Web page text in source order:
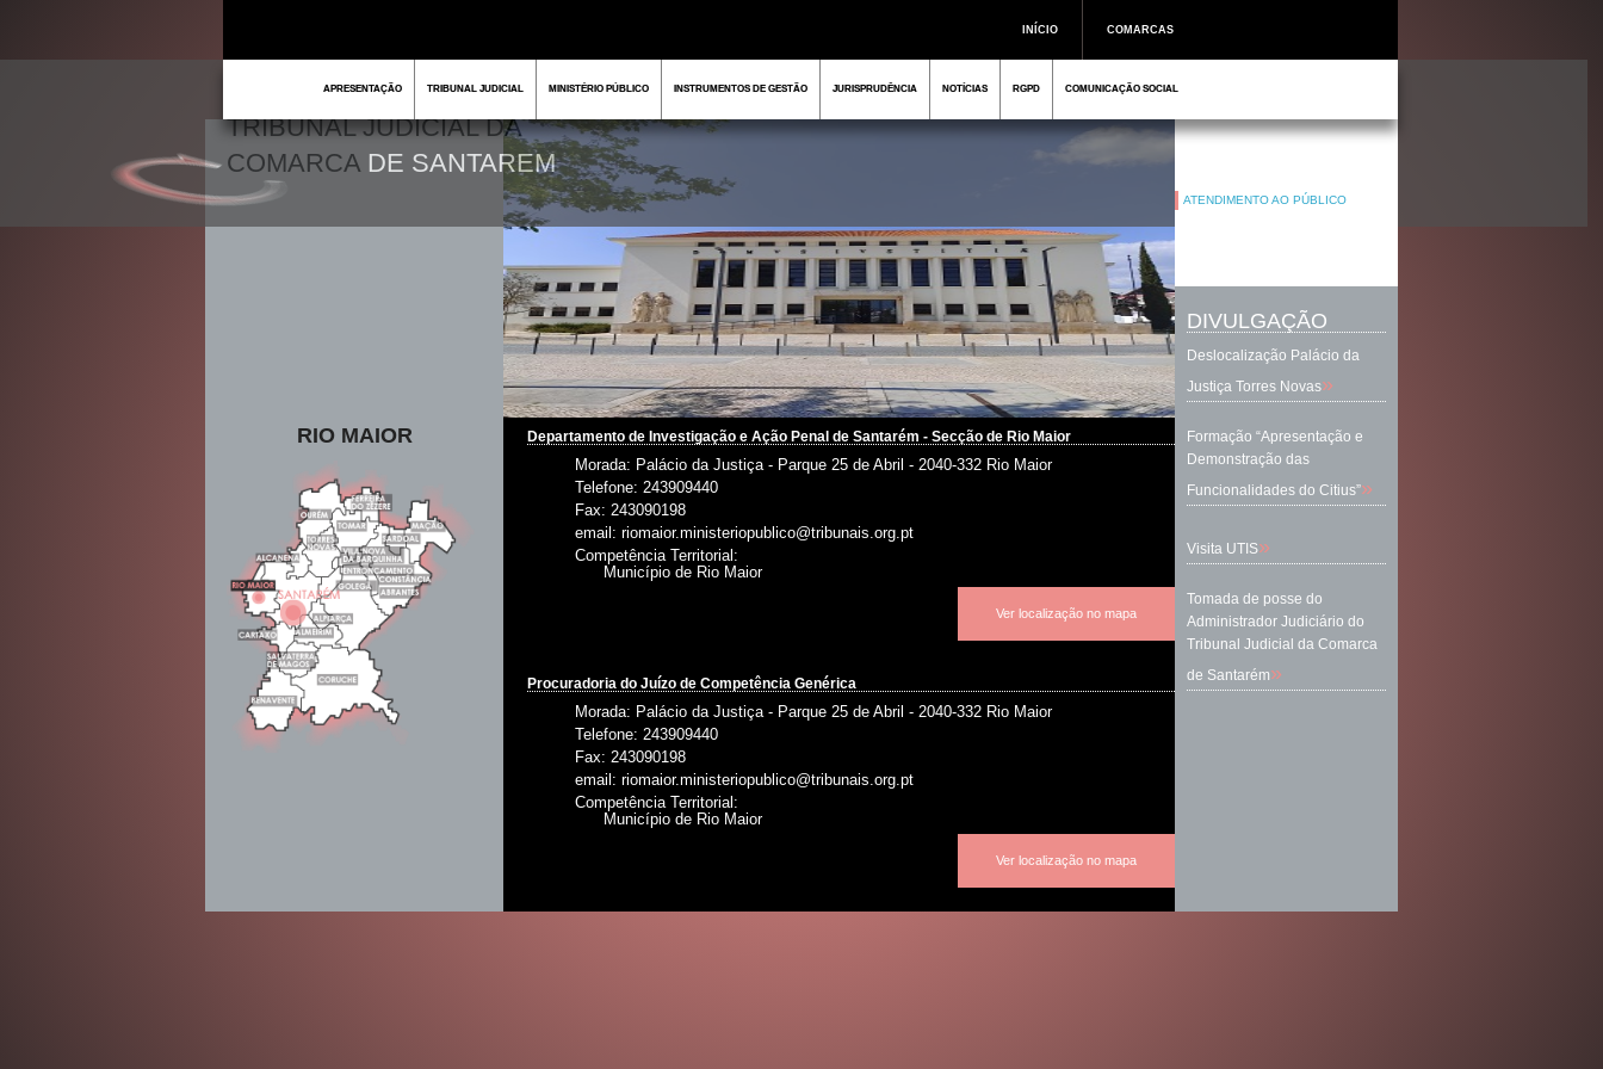
INÍCIO COMARCAS
APRESENTAÇÃO TRIBUNAL JUDICIAL MINISTÉRIO PÚBLICO INSTRUMENTOS DE GESTÃO JURISPRUDÊNCIA NOTÍCIAS RGPD COMUNICAÇÃO SOCIAL
TRIBUNAL JUDICIAL DA
COMARCADE SANTAREM
RIO MAIOR Departamento de Investigação e Ação Penal de Santarém - Secção de Rio Maior
Morada: Palácio da Justiça - Parque 25 de Abril - 2040-332 Rio Maior
Telefone: 243909440
Fax: 243090198
email: riomaior.ministeriopublico@tribunais.org.pt
Competência Territorial:
Município de Rio Maior
Ver localização no mapa
Procuradoria do Juízo de Competência Genérica
Morada: Palácio da Justiça - Parque 25 de Abril - 2040-332 Rio Maior
Telefone: 243909440
Fax: 243090198
email: riomaior.ministeriopublico@tribunais.org.pt
Competência Territorial:
Município de Rio Maior
Ver localização no mapa
ATENDIMENTO AO PÚBLICO
DIVULGAÇÃO
Deslocalização Palácio da
Justiça Torres Novas»
Formação “Apresentação e
Demonstração das
Funcionalidades do Citius”»
Visita UTIS»
Tomada de posse do
Administrador Judiciário do
Tribunal Judicial da Comarca
de Santarém»